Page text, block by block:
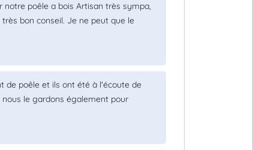
poêle a bois Artisan très sympa,
bon conseil. Je ne peut que le
de poêle et ils ont été à l'écoute de
le gardons également pour